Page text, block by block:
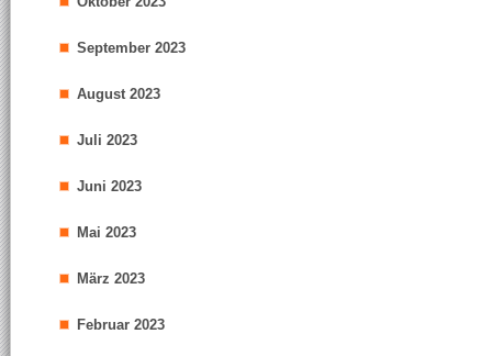
September 2023
August 2023
Juli 2023
Juni 2023
Mai 2023
März 2023
Februar 2023